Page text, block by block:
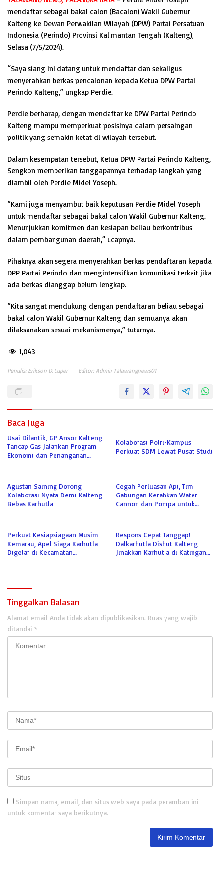
mendaftar sebagai bakal calon (Bacalon) Wakil Gubernur
Kalteng ke Dewan Perwakilan Wilayah (DPW) Partai Persatuan
Indonesia (Perindo) Provinsi Kalimantan Tengah (Kalteng),
Selasa (7/5/2024).
“Saya siang ini datang untuk mendaftar dan sekaligus
menyerahkan berkas pencalonan kepada Ketua DPW Partai
Perindo Kalteng,” ungkap Perdie.
Perdie berharap, dengan mendaftar ke DPW Partai Perindo
Kalteng mampu memperkuat posisinya dalam persaingan
politik yang semakin ketat di wilayah tersebut.
Dalam kesempatan tersebut, Ketua DPW Partai Perindo Kalteng,
Sengkon memberikan tanggapannya terhadap langkah yang
diambil oleh Perdie Midel Yoseph.
“Kami juga menyambut baik keputusan Perdie Midel Yoseph
untuk mendaftar sebagai bakal calon Wakil Gubernur Kalteng.
Menunjukkan komitmen dan kesiapan beliau berkontribusi
dalam pembangunan daerah,” ucapnya.
Pihaknya akan segera menyerahkan berkas pendaftaran kepada
DPP Partai Perindo dan mengintensifkan komunikasi terkait jika
ada berkas dianggap belum lengkap.
“Kita sangat mendukung dengan pendaftaran beliau sebagai
bakal calon Wakil Gubernur Kalteng dan semuanya akan
dilaksanakan sesuai mekanismenya,” tuturnya.
1,043
Penulis: Erikson D. Luper Editor: Admin Talawangnews01
Baca Juga
Usai Dilantik, GP Ansor Kalteng
Tancap Gas Jalankan Program
Ekonomi dan Penanganan
Kolaborasi Polri-Kampus
Perkuat SDM Lewat Pusat Studi
Agustan Saining Dorong
Kolaborasi Nyata Demi Kalteng
Bebas Karhutla
Cegah Perluasan Api, Tim
Gabungan Kerahkan Water
Cannon dan Pompa untuk
Perkuat Kesiapsiagaan Musim
Kemarau, Apel Siaga Karhutla
Digelar di Kecamatan
Respons Cepat Tanggap!
Dalkarhutla Dishut Kalteng
Jinakkan Karhutla di Katingan
Tinggalkan Balasan
Alamat email Anda tidak akan dipublikasikan. Ruas yang wajib
ditandai *
Simpan nama, email, dan situs web saya pada peramban ini
untuk komentar saya berikutnya.